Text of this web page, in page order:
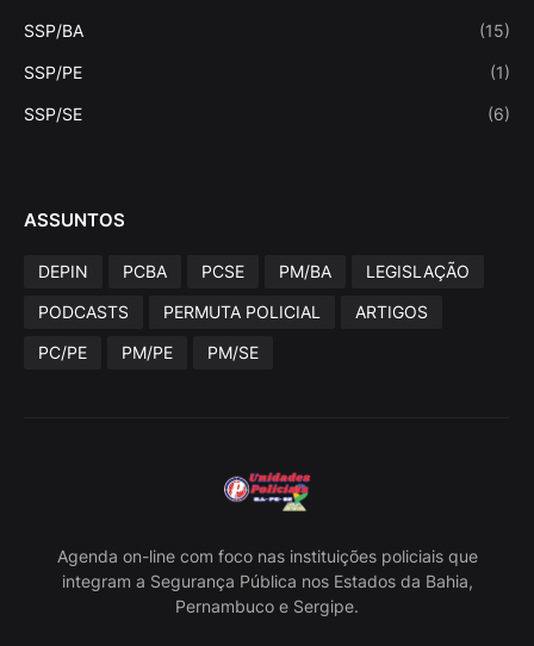
SSP/BA (15)
SSP/PE (1)
SSP/SE (6)
ASSUNTOS
DEPIN PCBA PCSE PM/BA
LEGISLAÇÃO
PODCASTS
PERMUTA POLICIAL
ARTIGOS
PC/PE
PM/PE PM/SE
Agenda on-line com foco nas instituições policiais que
integram a Segurança Pública nos Estados da Bahia,
Pernambuco e Sergipe.